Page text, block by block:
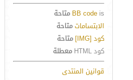
BB code is
متاحة
الابتساماتمتاحة
كود [IMG]
متاحة
كود HTML
معطلة
قوانين المنتدى